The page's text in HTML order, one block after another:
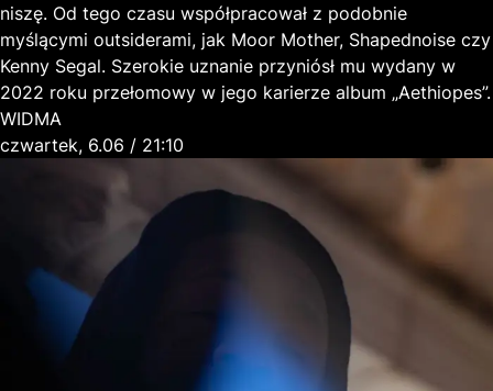
niszę. Od tego czasu współpracował z podobnie
myślącymi outsiderami, jak Moor Mother, Shapednoise czy
Kenny Segal. Szerokie uznanie przyniósł mu wydany w
2022 roku przełomowy w jego karierze album „Aethiopes”.
WIDMA
czwartek, 6.06 / 21:10